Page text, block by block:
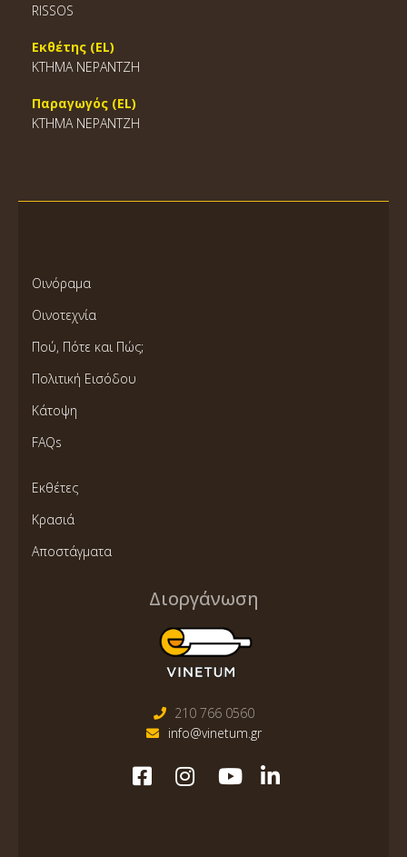
RISSOS
Εκθέτης (EL)
ΚΤΗΜΑ ΝΕΡΑΝΤΖΗ
Παραγωγός (EL)
ΚΤΗΜΑ ΝΕΡΑΝΤΖΗ
Οινόραμα
Οινοτεχνία
Πού, Πότε και Πώς;
Πολιτική Εισόδου
Κάτοψη
FAQs
Εκθέτες
Κρασιά
Αποστάγματα
Διοργάνωση
210 766 0560
info@vinetum.gr